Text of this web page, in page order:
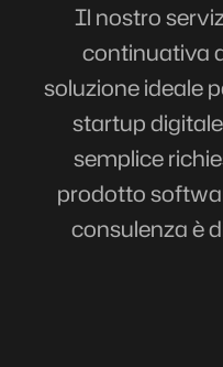
Il nostro
continuativa
soluzione ideale
startup
semplice
prodotto
consulenza è